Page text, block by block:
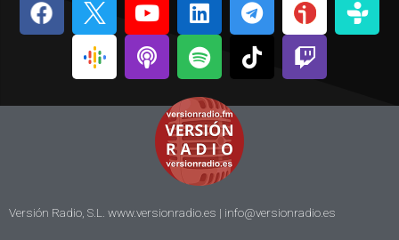
Versión Radio, S.L. www.versionradio.es | info@versionradio.es